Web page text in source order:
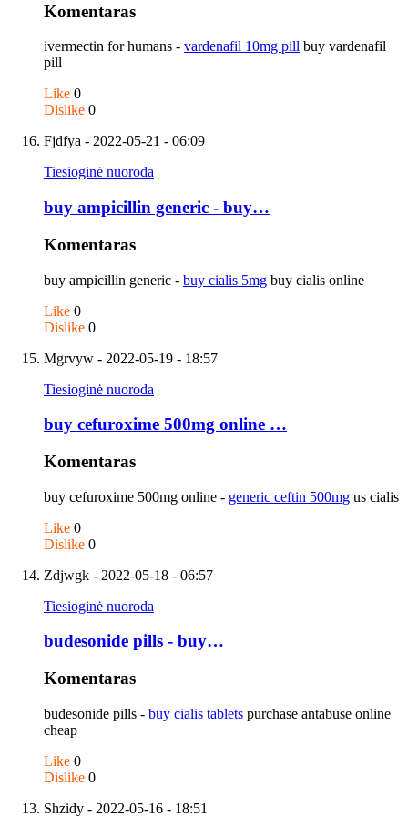
Komentaras
ivermectin for humans - vardenafil 10mg pill buy vardenafil
pill
Like 0
Dislike 0
Fjdfya - 2022-05-21 - 06:09
Tiesioginė nuoroda
buy ampicillin generic - buy…
Komentaras
buy ampicillin generic - buy cialis 5mg buy cialis online
Like 0
Dislike 0
Mgrvyw - 2022-05-19 - 18:57
Tiesioginė nuoroda
buy cefuroxime 500mg online …
Komentaras
buy cefuroxime 500mg online - generic ceftin 500mg us cialis
Like 0
Dislike 0
Zdjwgk - 2022-05-18 - 06:57
Tiesioginė nuoroda
budesonide pills - buy…
Komentaras
budesonide pills - buy cialis tablets purchase antabuse online
cheap
Like 0
Dislike 0
Shzidy - 2022-05-16 - 18:51